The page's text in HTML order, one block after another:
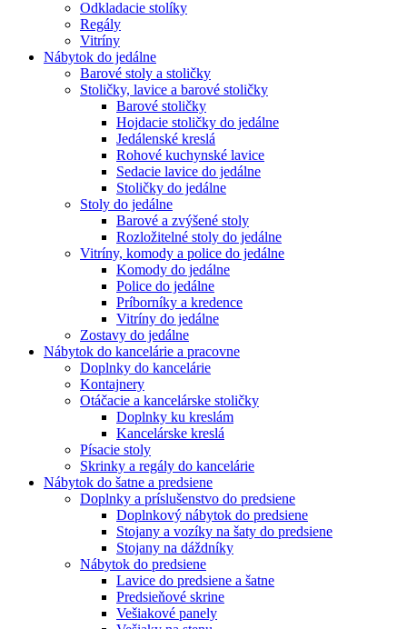
Odkladacie stolíky
Regály
Vitríny
Nábytok do jedálne
Barové stoly a stoličky
Stoličky, lavice a barové stoličky
Barové stoličky
Hojdacie stoličky do jedálne
Jedálenské kreslá
Rohové kuchynské lavice
Sedacie lavice do jedálne
Stoličky do jedálne
Stoly do jedálne
Barové a zvýšené stoly
Rozložitelné stoly do jedálne
Vitríny, komody a police do jedálne
Komody do jedálne
Police do jedálne
Príborníky a kredence
Vitríny do jedálne
Zostavy do jedálne
Nábytok do kancelárie a pracovne
Doplnky do kancelárie
Kontajnery
Otáčacie a kancelárske stoličky
Doplnky ku kreslám
Kancelárske kreslá
Písacie stoly
Skrinky a regály do kancelárie
Nábytok do šatne a predsiene
Doplnky a príslušenstvo do predsiene
Doplnkový nábytok do predsiene
Stojany a vozíky na šaty do predsiene
Stojany na dáždníky
Nábytok do predsiene
Lavice do predsiene a šatne
Predsieňové skrine
Vešiakové panely